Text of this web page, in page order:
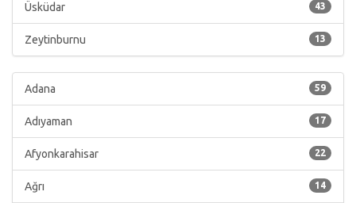
43
Üsküdar
13
Zeytinburnu
59
Adana
17
Adıyaman
22
Afyonkarahisar
14
Ağrı